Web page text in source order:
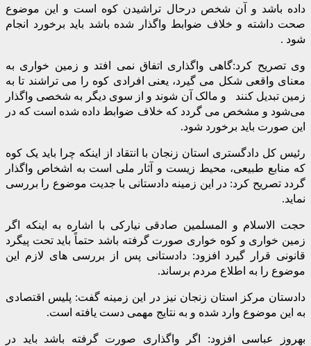
داده باشد و آن شخص درحال تراشیدن کوه است و این موضوع
صحت داشته و خلاف ضوابط واگذار شده باشد باید برخورد انجام
شود .
وی تصریح کرد:گاهی واگذاری اتفاق نمی افتد و زمین خواری به
معنای واقعی شکل می گیرد، یعنی افرادی کوه را می تراشند تا به
زمین تبدیل کنند و مالک آن شوند و از سوی دیگر به شخصی واگذار
می‌شود و مشخص می گردد که خلاف ضوابط داده شده است که در
این صورت باید برخورد شود.
رئیس کل دادگستری استان زنجان با انتقاد از اینکه چرا باید یک کوه
که منابع طبیعی، محیط زیست و آثار ملی است به اشخاص واگذار
گردد تصریح کرد: در این زمینه دادستانی با جدیت موضوع را بررسی
نماید.
حجت الاسلام و المسلمین صادقی نیارکی با اشاره به اینکه اگر
زمین خواری و کوه خواری صورت گرفته باشد حتماً باید تحت پیگرد
قانونی قرار گیرد افزود: دادستانی پس از بررسی های لازم این
موضوع را به اطلاع مردم برساند.
دادستان مرکز استان زنجان نیز در این زمینه گفت: پلیس اقتصادی
به این موضوع وارد شده و به نتایج مهمی دست یافته است.
بهروز عباسی افزود: اگر واگذاری صورت گرفته باشد باید در